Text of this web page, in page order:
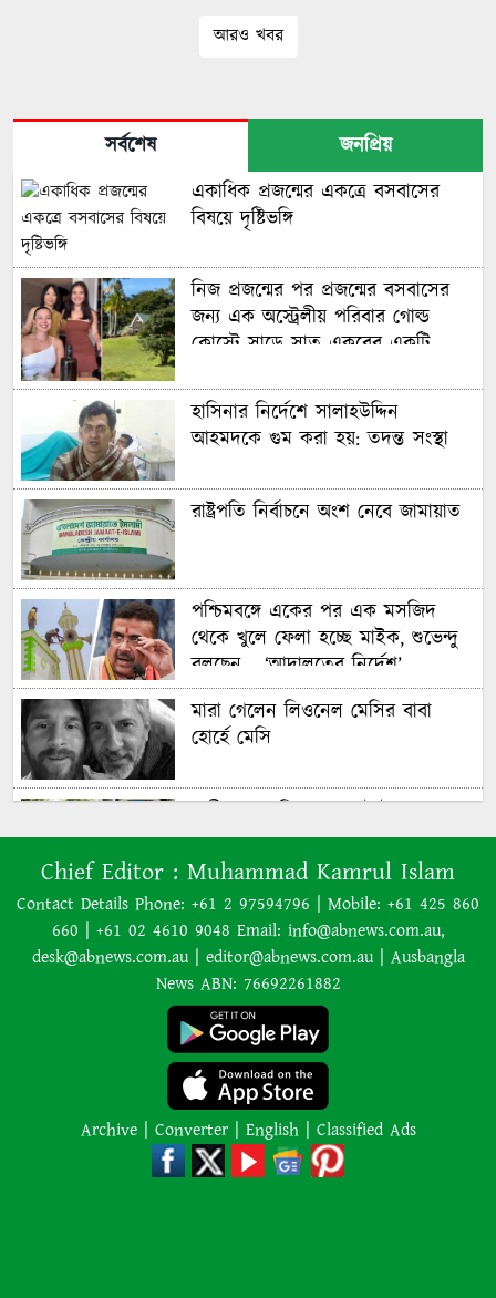
আরও খবর
সর্বশেষ
জনপ্রিয়
একাধিক প্রজন্মের একত্রে বসবাসের
বিষয়ে দৃষ্টিভঙ্গি
নিজ প্রজন্মের পর প্রজন্মের বসবাসের
জন্য এক অস্ট্রেলীয় পরিবার গোল্ড
কোস্টে সাড়ে সাত একরের একটি
হাসিনার নির্দেশে সালাহউদ্দিন
আহমদকে গুম করা হয়: তদন্ত সংস্থা
রাষ্ট্রপতি নির্বাচনে অংশ নেবে জামায়াত
পশ্চিমবঙ্গে একের পর এক মসজিদ
থেকে খুলে ফেলা হচ্ছে মাইক, শুভেন্দু
বলছেন— ‘আদালতের নির্দেশ’
মারা গেলেন লিওনেল মেসির বাবা
হোর্হে মেসি
আসন-সংক্রান্ত নীতিকে ‘বিভ্রান্তিকর ও
প্রতারণামূলক’ আখ্যা দেওয়া হয়েছে
বাংলাদেশের বর্তমান সরকার নিয়ে
হাসিনার মন্তব্য ভারত সমর্থন করে না:
রণধীর জয়সওয়াল
এক শব্দেই সব গুজবের জবাব দিলেন
লিওনেল মেসি
রাজধানীতে গোপন বৈঠক, আওয়ামী
লীগের ৬ নেতাকর্মী গ্রেপ্তার
Chief Editor : Muhammad Kamrul Islam
Contact Details Phone: +61 2 97594796 | Mobile: +61 425 860
660 | +61 02 4610 9048 Email: info@abnews.com.au,
desk@abnews.com.au | editor@abnews.com.au | Ausbangla
News ABN: 76692261882
Archive | Converter | English | Classified Ads